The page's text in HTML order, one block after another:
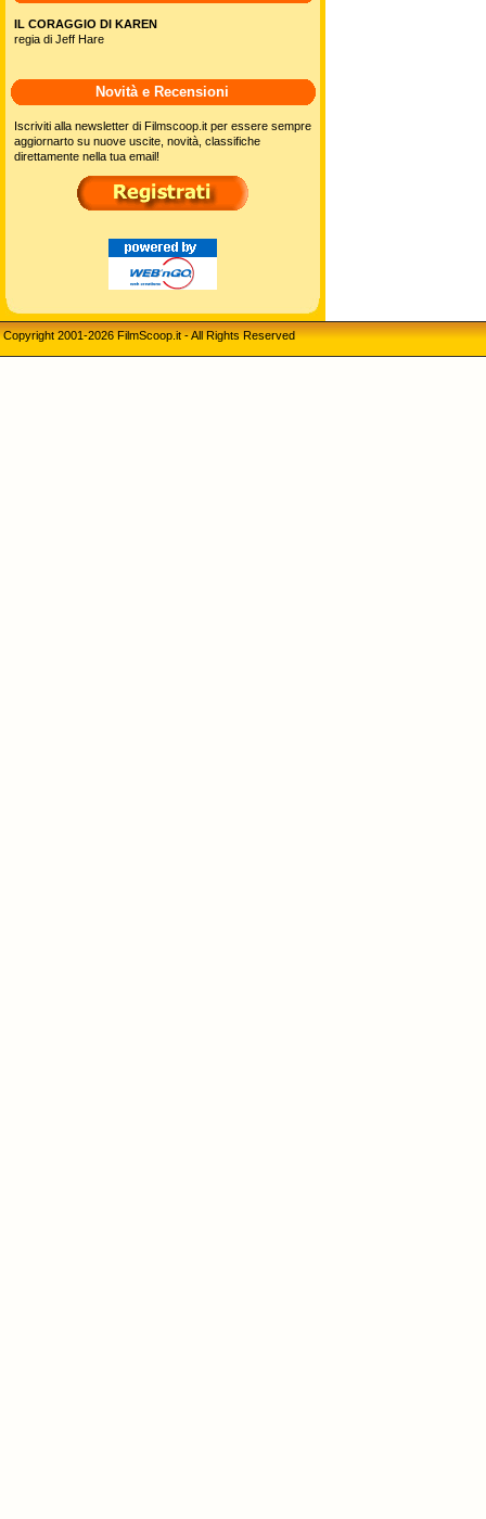
IL CORAGGIO DI KAREN
regia di Jeff Hare
Novità e Recensioni
Iscriviti alla newsletter di Filmscoop.it per essere sempre
aggiornarto su nuove uscite, novità, classifiche
direttamente nella tua email!
Copyright 2001-2026 FilmScoop.it - All Rights Reserved